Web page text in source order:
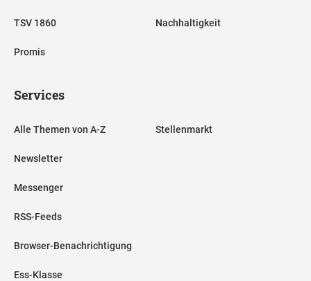
TSV 1860
Promis
Nachhaltigkeit
Services
Alle Themen von A-Z
Newsletter
Messenger
RSS-Feeds
Browser-Benachrichtigung
Ess-Klasse
Stellenmarkt